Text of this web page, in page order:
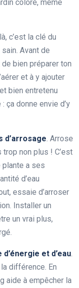
coloré, même
c’est la clé du
Avant de
bien préparer ton
et à y ajouter
bien entretenu
ça donne envie d’y
d’arrosage. Arrose
trop non plus ! C’est
plante a ses
d’eau
essaie d’arroser
Installer un
un vrai plus,
et d’eau.
différence. En
aide à empêcher la